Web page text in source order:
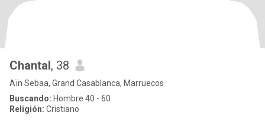
Chantal, 38
Aïn Sebaa, Grand Casablanca, Marruecos
Buscando: Hombre 40 - 60
Religión: Cristiano